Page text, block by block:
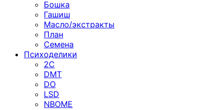
Бошка
Гашиш
Масло/экстракты
План
Семена
Психоделики
2C
DMT
DO
LSD
NBOME